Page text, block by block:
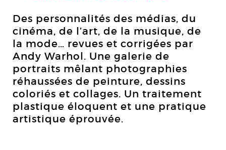
Des personnalités des médias, du
cinéma, de l’art, de la musique, de
la mode… revues et corrigées par
Andy Warhol. Une galerie de
portraits mêlant photographies
réhaussées de peinture, dessins
coloriés et collages. Un traitement
plastique éloquent et une pratique
artistique éprouvée.